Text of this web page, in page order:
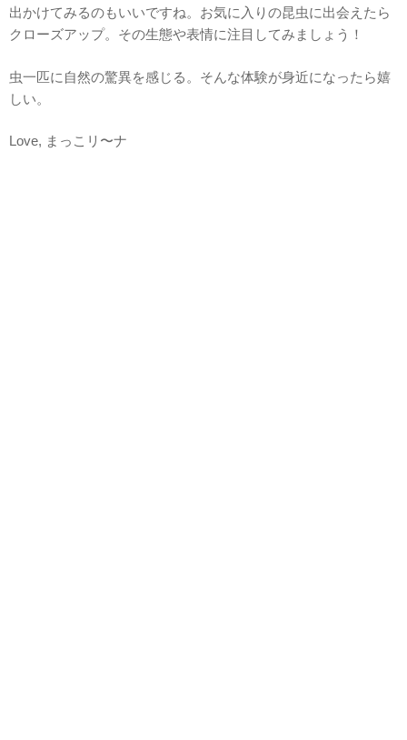
出かけてみるのもいいですね。お気に入りの昆虫に出会えたら
クローズアップ。その生態や表情に注目してみましょう！
虫一匹に自然の驚異を感じる。そんな体験が身近になったら嬉
しい。
Love, まっこリ〜ナ